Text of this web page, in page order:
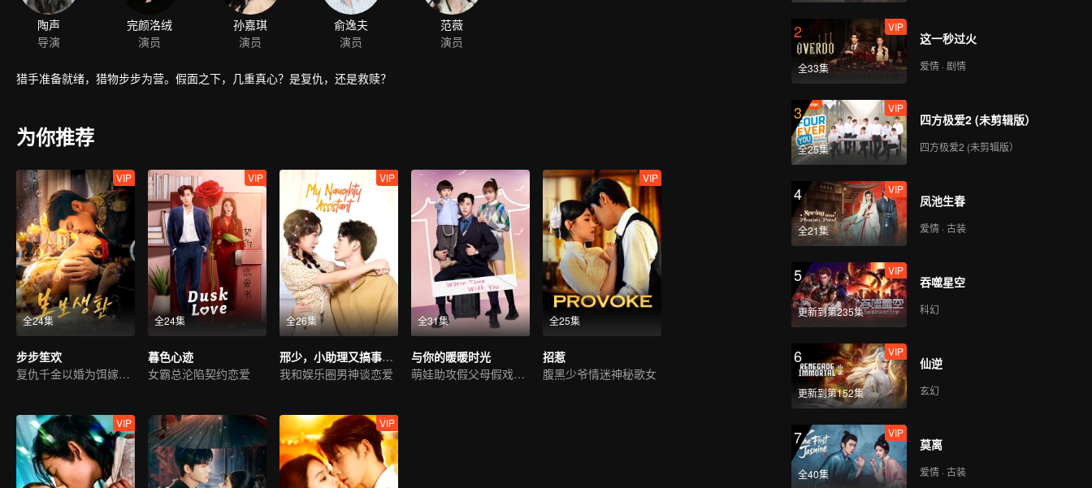
陶声
导演
完颜洛绒
演员
孙嘉琪
演员
俞逸夫
演员
范薇
演员
猎手准备就绪，猎物步步为营。假面之下，几重真心？是复仇，还是救赎？
为你推荐
全24集
VIP
步步笙欢
复仇千金以婚为饵嫁豪门
全24集
VIP
暮色心迹
女霸总沦陷契约恋爱
全26集
VIP
邢少，小助理又搞事情了
我和娱乐圈男神谈恋爱
全31集
与你的暖暖时光
萌娃助攻假父母假戏真做
全25集
VIP
招惹
腹黑少爷情迷神秘歌女
VIP VIP
2
全33集
VIP
这一秒过火
爱情 · 剧情
3
全25集
VIP
四方极爱2 (未剪辑版）
四方极爱2 (未剪辑版）
4
全21集
VIP
凤池生春
爱情 · 古装
5
更新到第235集
VIP
吞噬星空
科幻
6
更新到第152集
VIP
仙逆
玄幻
7
全40集
VIP
莫离
爱情 · 古装